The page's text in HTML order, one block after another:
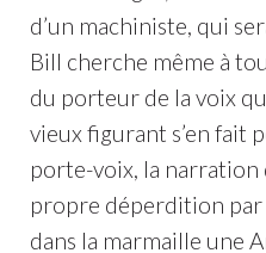
d’un machiniste, qui
Bill cherche même à
du porteur de la voix
vieux figurant s’en fait
porte-voix, la narration
propre déperdition
dans la marmaille une